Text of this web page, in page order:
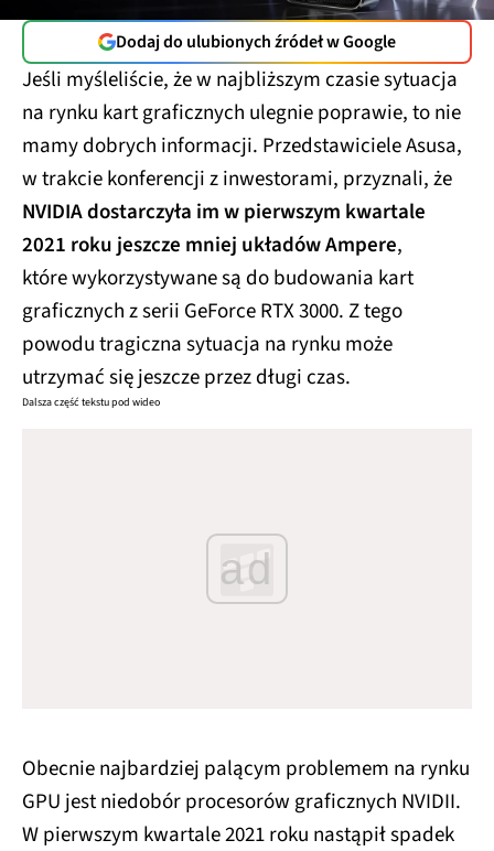
Dodaj do ulubionych źródeł w Google
Jeśli myśleliście, że w najbliższym czasie sytuacja
na rynku kart graficznych ulegnie poprawie, to nie
mamy dobrych informacji. Przedstawiciele Asusa,
w trakcie konferencji z inwestorami, przyznali, że
NVIDIA dostarczyła im w pierwszym kwartale
2021 roku jeszcze mniej układów Ampere,
które wykorzystywane są do budowania kart
graficznych z serii GeForce RTX 3000. Z tego
powodu tragiczna sytuacja na rynku może
utrzymać się jeszcze przez długi czas.
Dalsza część tekstu pod wideo
ad
Obecnie najbardziej palącym problemem na rynku
GPU jest niedobór procesorów graficznych NVIDII.
W pierwszym kwartale 2021 roku nastąpił spadek